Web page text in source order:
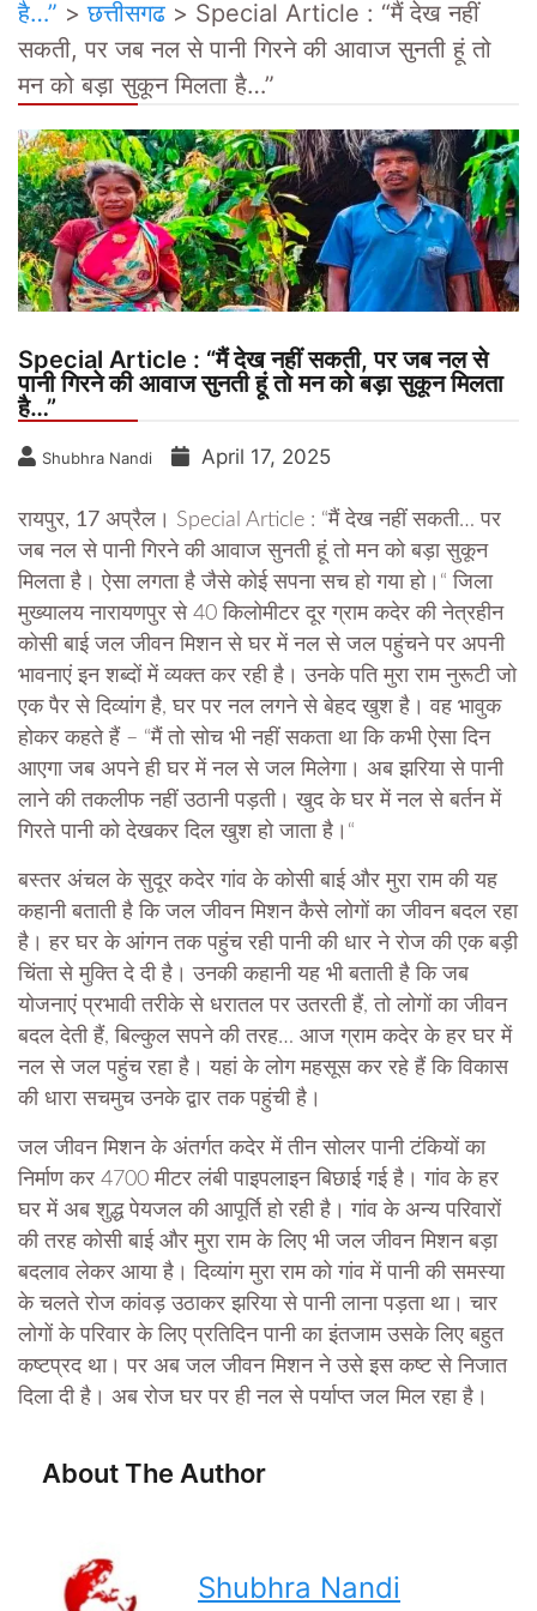
है…” >छत्तीसगढ > Special Article : “मैं देख नहीं
सकती, पर जब नल से पानी गिरने की आवाज सुनती हूं तो
मन को बड़ा सुकून मिलता है…”
Special Article : “मैं देख नहीं सकती, पर जब नल से
पानी गिरने की आवाज सुनती हूं तो मन को बड़ा सुकून मिलता
है…”
Shubhra Nandi April 17, 2025
रायपुर, 17 अप्रैल। Special Article : “मैं देख नहीं सकती… पर
जब नल से पानी गिरने की आवाज सुनती हूं तो मन को बड़ा सुकून
मिलता है। ऐसा लगता है जैसे कोई सपना सच हो गया हो।“ जिला
मुख्यालय नारायणपुर से 40 किलोमीटर दूर ग्राम कदेर की नेत्रहीन
कोसी बाई जल जीवन मिशन से घर में नल से जल पहुंचने पर अपनी
भावनाएं इन शब्दों में व्यक्त कर रही है। उनके पति मुरा राम नुरूटी जो
एक पैर से दिव्यांग है, घर पर नल लगने से बेहद खुश है। वह भावुक
होकर कहते हैं – “मैं तो सोच भी नहीं सकता था कि कभी ऐसा दिन
आएगा जब अपने ही घर में नल से जल मिलेगा। अब झरिया से पानी
लाने की तकलीफ नहीं उठानी पड़ती। खुद के घर में नल से बर्तन में
गिरते पानी को देखकर दिल खुश हो जाता है।“
बस्तर अंचल के सुदूर कदेर गांव के कोसी बाई और मुरा राम की यह
कहानी बताती है कि जल जीवन मिशन कैसे लोगों का जीवन बदल रहा
है। हर घर के आंगन तक पहुंच रही पानी की धार ने रोज की एक बड़ी
चिंता से मुक्ति दे दी है। उनकी कहानी यह भी बताती है कि जब
योजनाएं प्रभावी तरीके से धरातल पर उतरती हैं, तो लोगों का जीवन
बदल देती हैं, बिल्कुल सपने की तरह… आज ग्राम कदेर के हर घर में
नल से जल पहुंच रहा है। यहां के लोग महसूस कर रहे हैं कि विकास
की धारा सचमुच उनके द्वार तक पहुंची है।
जल जीवन मिशन के अंतर्गत कदेर में तीन सोलर पानी टंकियों का
निर्माण कर 4700 मीटर लंबी पाइपलाइन बिछाई गई है। गांव के हर
घर में अब शुद्ध पेयजल की आपूर्ति हो रही है। गांव के अन्य परिवारों
की तरह कोसी बाई और मुरा राम के लिए भी जल जीवन मिशन बड़ा
बदलाव लेकर आया है। दिव्यांग मुरा राम को गांव में पानी की समस्या
के चलते रोज कांवड़ उठाकर झरिया से पानी लाना पड़ता था। चार
लोगों के परिवार के लिए प्रतिदिन पानी का इंतजाम उसके लिए बहुत
कष्टप्रद था। पर अब जल जीवन मिशन ने उसे इस कष्ट से निजात
दिला दी है। अब रोज घर पर ही नल से पर्याप्त जल मिल रहा है।
About The Author
Shubhra Nandi